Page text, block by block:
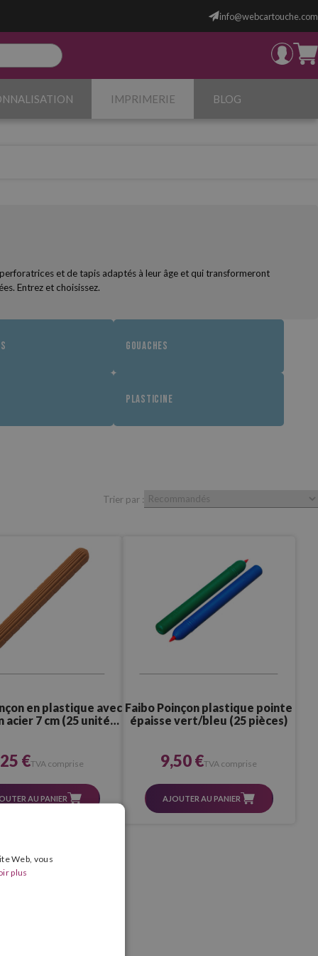
info@webcartouche.com
IMPRIMERIE BLOG
et de tapis adaptés à leur âge et qui transformeront
Entrez et choisissez.
GOUACHES
PLASTICINE
Trier par :
en plastique avec
acier 7 cm (25 unités)
€TVA comprise
AU PANIER
Faibo Poinçon plastique pointe
épaisse vert/bleu (25 pièces)
9,50 €TVA comprise
AJOUTER AU PANIER
Web, vous
plus